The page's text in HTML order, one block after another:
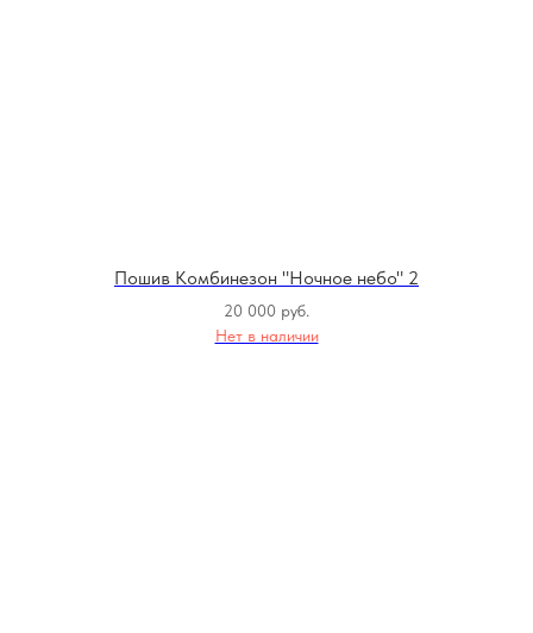
Пошив Комбинезон "Ночное небо" 2
20 000 руб.
Нет в наличии